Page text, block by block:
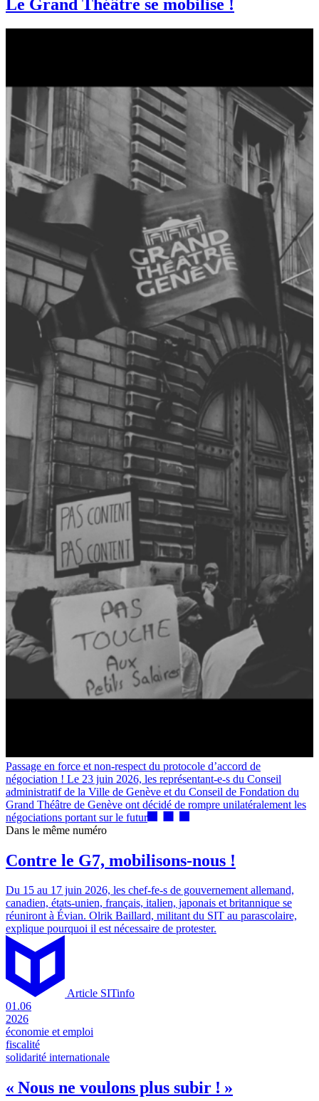
Le Grand Théâtre se mobilise !
Passage en force et non-respect du protocole d’accord de
négociation ! Le 23 juin 2026, les représentant-e-s du Conseil
administratif de la Ville de Genève et du Conseil de Fondation du
Grand Théâtre de Genève ont décidé de rompre unilatéralement les
négociations portant sur le futur
Dans le même numéro
Contre le G7, mobilisons-nous !
Du 15 au 17 juin 2026, les chef-fe-s de gouvernement allemand,
canadien, états-unien, français, italien, japonais et britannique se
réuniront à Évian. Olrik Baillard, militant du SIT au parascolaire,
explique pourquoi il est nécessaire de protester.
Article SITinfo
01.06
2026
économie et emploi
fiscalité
solidarité internationale
« Nous ne voulons plus subir ! »